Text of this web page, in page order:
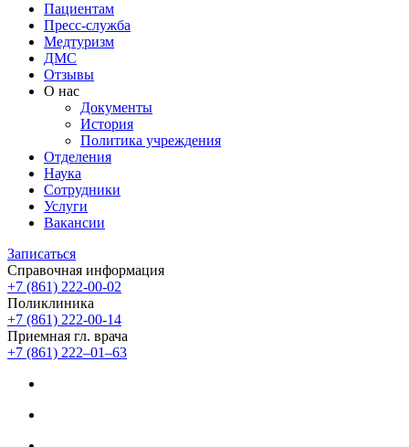
Пациентам
Пресс-служба
Медтуризм
ДМС
Отзывы
О нас
Документы
История
Политика учреждения
Отделения
Наука
Сотрудники
Услуги
Вакансии
Записаться
Справочная информация
+7 (861) 222-00-02
Поликлиника
+7 (861) 222-00-14
Приемная гл. врача
+7 (861) 222‒01‒63